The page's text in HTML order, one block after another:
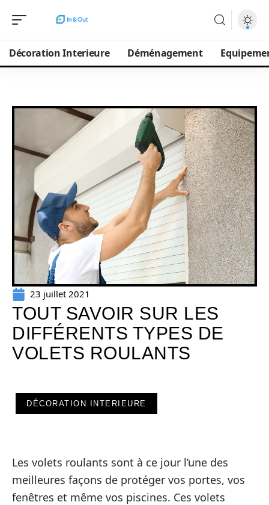
Décoration Interieure Déménagement
23 juillet 2021
TOUT SAVOIR SUR LES
DIFFÉRENTS TYPES DE
VOLETS ROULANTS
DÉCORATION INTERIEURE
Les volets roulants sont à ce jour l’une des
meilleures façons de protéger vos portes, vos
fenêtres et même vos piscines. Ces volets